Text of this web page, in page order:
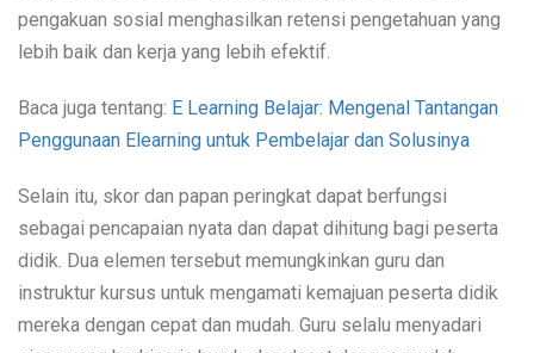
pengakuan sosial menghasilkan retensi pengetahuan yang
lebih baik dan kerja yang lebih efektif.
Baca juga tentang: E Learning Belajar: Mengenal Tantangan
Penggunaan Elearning untuk Pembelajar dan Solusinya
Selain itu, skor dan papan peringkat dapat berfungsi
sebagai pencapaian nyata dan dapat dihitung bagi peserta
didik. Dua elemen tersebut memungkinkan guru dan
instruktur kursus untuk mengamati kemajuan peserta didik
mereka dengan cepat dan mudah. Guru selalu menyadari